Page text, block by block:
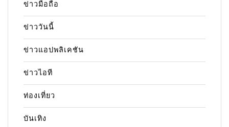
ข่าวมือถือ
ข่าววันนี้
ข่าวแอปพลิเคชัน
ข่าวไอที
ท่องเที่ยว
บันเทิง